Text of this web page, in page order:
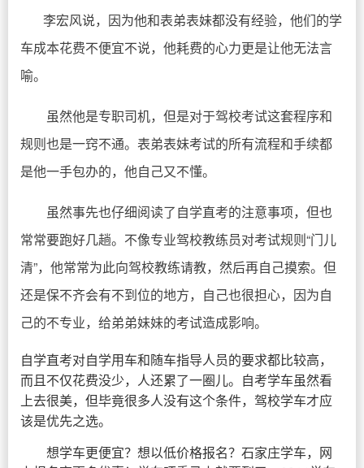
李宏风说，因为他和表弟表妹都没有经验，他们的学
车成本花费不便宜不说，他耗费的心力更是让他无法言
喻。
虽然他是专职司机，但是对于驾校考试这套程序和
规则也是一窍不通。表弟表妹考试的所有流程和手续都
是他一手包办的，他自己又不懂。
虽然事先也仔细阅读了自学直考的注意事项，但也
常常要跑好几趟。不像专业驾校教练员对考试规则“门儿
清”，他常常为此向驾校教练请教，然后再自己摸索。但
还是保不齐会有不到位的地方，自己也很担心，因为自
己的不专业，给弟弟妹妹的考试造成影响。
自学直考对自学用车和随车指导人员的要求都比较高，
而且不仅花费没少，人还累了一圈儿。自考学车虽然看
上去很美，但毕竟很多人没有这个条件，驾校学车才应
该是优先之选。
想学车更便宜？想以低价格报名？石家庄学车，网